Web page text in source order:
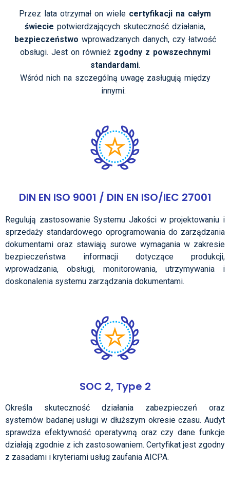
Przez lata otrzymał on wiele certyfikacji na całym
świecie potwierdzających skuteczność działania,
bezpieczeństwo wprowadzanych danych, czy łatwość
obsługi. Jest on również zgodny z powszechnymi
standardami.
Wśród nich na szczególną uwagę zasługują między
innymi:
DIN EN ISO 9001 / DIN EN ISO/IEC 27001​
Regulują zastosowanie Systemu Jakości w projektowaniu i
sprzedaży standardowego oprogramowania do zarządzania
dokumentami oraz stawiają surowe wymagania w zakresie
bezpieczeństwa informacji dotyczące produkcji,
wprowadzania, obsługi, monitorowania, utrzymywania i
doskonalenia systemu zarządzania dokumentami.
SOC 2, Type 2
Określa skuteczność działania zabezpieczeń oraz
systemów badanej usługi w dłuższym okresie czasu. Audyt
sprawdza efektywność operatywną oraz czy dane funkcje
działają zgodnie z ich zastosowaniem. Certyfikat jest zgodny
z zasadami i kryteriami usług zaufania AICPA.